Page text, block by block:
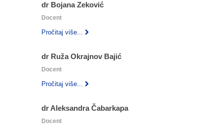
dr Bojana Zeković
Docent
Pročitaj više...
dr Ruža Okrajnov Bajić
Docent
Pročitaj više...
dr Aleksandra Čabarkapa
Docent